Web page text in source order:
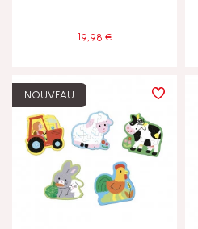
19,98 €
NOUVEAU